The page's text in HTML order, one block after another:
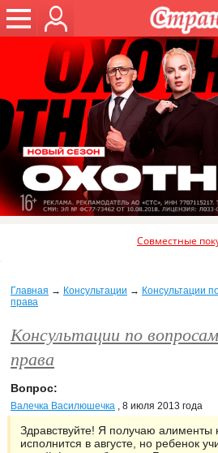
Совместные
Главная → Консультации → Консультации
права
Консультации по
права
Вопрос:
Валечка Василюшечка , 8 июля 2013 года
Здравствуйте! Я получаю алименты
исполнится в августе, но ребенок